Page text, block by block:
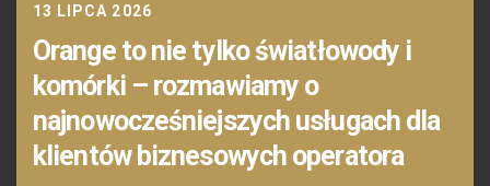
13 LIPCA 2026
Orange to nie tylko światłowody i
komórki – rozmawiamy o
najnowocześniejszych usługach dla
klientów biznesowych operatora